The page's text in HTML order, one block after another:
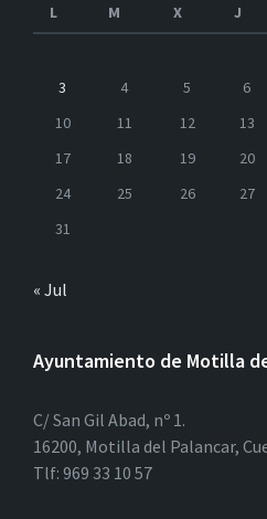
L
M X J
3
4 5 6
10
11 12 13
17
18 19 20
24
25 26 27
31
« Jul
Ayuntamiento de Motilla
C/ San Gil Abad, nº 1.
16200, Motilla del Palancar,
Tlf: 969 33 10 57